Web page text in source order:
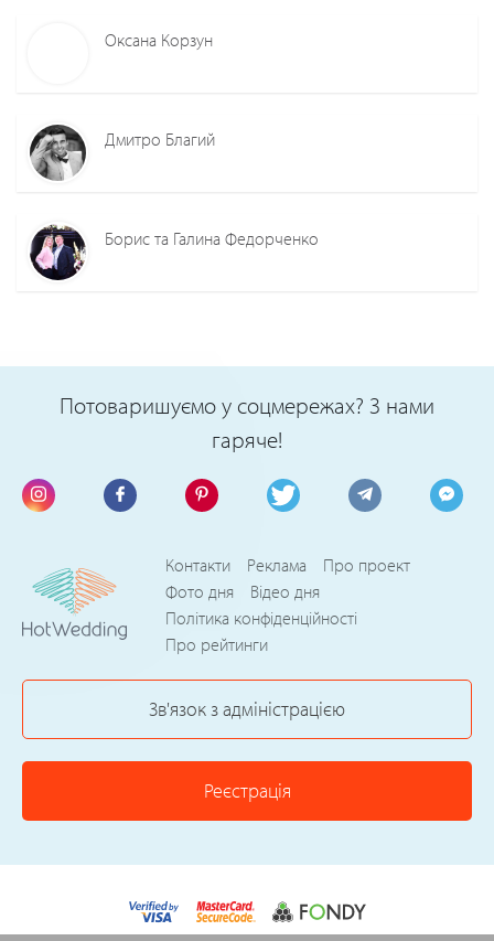
Оксана Корзун
Дмитро Благий
Борис та Галина Федорченко
Потоваришуємо у соцмережах? З нами
гаряче!
Контакти Реклама
Про проект
Фото дня
Відео дня
Політика конфіденційності
Про рейтинги
Зв'язок з адміністрацією
Реєстрація